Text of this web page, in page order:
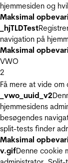
hjemmesiden og
Maksimal
_hjTLDTest
navigation på
Maksimal
VWO
2
Få mere at vide
_vwo_uuid_v2
hjemmesidens
besøgendes
split-tests finder
Maksimal
v.gifDenne cookie